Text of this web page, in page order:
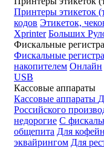
Принтеры этикеток
кодов Этикеток,
Xprinter Больших
Фискальные
Фискальные
накопителем Онлайн
USB
Кассовые аппараты
Кассовые аппараты
Российского
недорогие С
общепита Для
эквайрингом Для